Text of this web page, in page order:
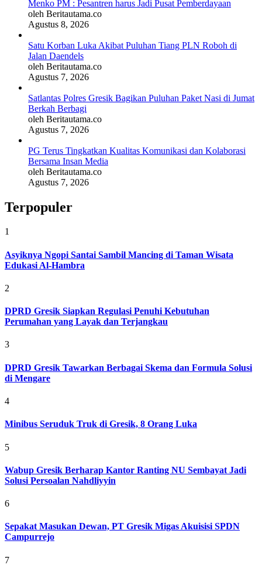
Menko PM : Pesantren harus Jadi Pusat Pemberdayaan
oleh Beritautama.co
Agustus 8, 2026
Satu Korban Luka Akibat Puluhan Tiang PLN Roboh di
Jalan Daendels
oleh Beritautama.co
Agustus 7, 2026
Satlantas Polres Gresik Bagikan Puluhan Paket Nasi di Jumat
Berkah Berbagi
oleh Beritautama.co
Agustus 7, 2026
PG Terus Tingkatkan Kualitas Komunikasi dan Kolaborasi
Bersama Insan Media
oleh Beritautama.co
Agustus 7, 2026
Terpopuler
1
Asyiknya Ngopi Santai Sambil Mancing di Taman Wisata
Edukasi Al-Hambra
2
DPRD Gresik Siapkan Regulasi Penuhi Kebutuhan
Perumahan yang Layak dan Terjangkau
3
DPRD Gresik Tawarkan Berbagai Skema dan Formula Solusi
di Mengare
4
Minibus Seruduk Truk di Gresik, 8 Orang Luka
5
Wabup Gresik Berharap Kantor Ranting NU Sembayat Jadi
Solusi Persoalan Nahdliyyin
6
Sepakat Masukan Dewan, PT Gresik Migas Akuisisi SPDN
Campurrejo
7